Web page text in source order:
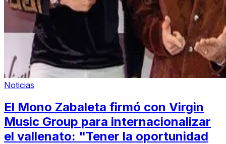
Noticias
El Mono Zabaleta firmó con Virgin
Music Group para internacionalizar
el vallenato: "Tener la oportunidad